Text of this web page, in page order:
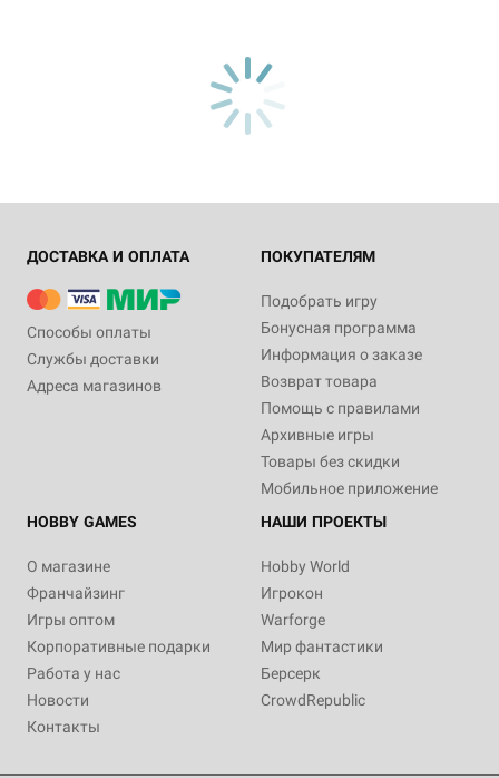
ДОСТАВКА И ОПЛАТА
Способы оплаты
Службы доставки
Адреса магазинов
ПОКУПАТЕЛЯМ
Подобрать игру
Бонусная программа
Информация о заказе
Возврат товара
Помощь с правилами
Архивные игры
Товары без скидки
Мобильное приложение
HOBBY GAMES
О магазине
Франчайзинг
Игры оптом
Корпоративные подарки
Работа у нас
Новости
Контакты
НАШИ ПРОЕКТЫ
Hobby World
Игрокон
Warforge
Мир фантастики
Берсерк
CrowdRepublic